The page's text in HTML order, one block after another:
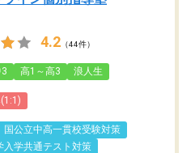
4.2 （44件）
高1～高3 浪人生
国公立中高一貫校受験対策
入学共通テスト対策